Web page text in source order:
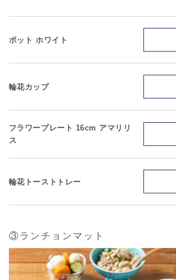
ポット ホワイト
輪花カップ
フラワープレート 16cm アマリリ
ス
輪花トーストトレー
③ランチョンマット